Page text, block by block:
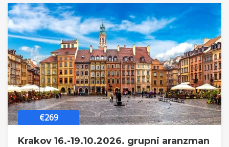
€269
Krakov 16.-19.10.2026. grupni aranzman